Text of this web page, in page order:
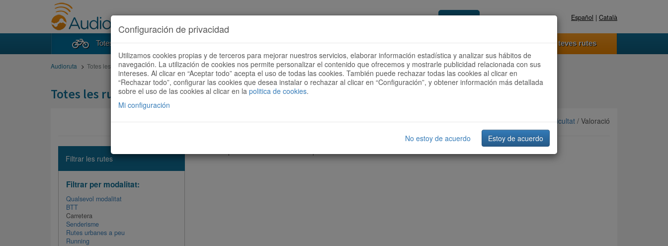
Accedeix Registra't ara Español | Català
Totes les rutes Cercador de rutes Vols ser col·laborador? Com funciona Les teves rutes
Audioruta Totes les rutes
Totes les rutes
Ordenar per:Més recents/Dificultat / Valoració
Filtrar les rutes
Filtrar per modalitat:
Qualsevol modalitat
BTT
Carretera
Senderisme
Rutes urbanes a peu
Running
Configuración de privacidad
Utilizamos cookies propias y de terceros para mejorar nuestros servicios, elaborar información estadística y analizar sus hábitos de
navegación. La utilización de cookies nos permite personalizar el contenido que ofrecemos y mostrarle publicidad relacionada con sus
intereses. Al clicar en “Aceptar todo” acepta el uso de todas las cookies. También puede rechazar todas las cookies al clicar en
“Rechazar todo”, configurar las cookies que desea instalar o rechazar al clicar en “Configuración”, y obtener información más detallada
sobre el uso de las cookies al clicar en la politica de cookies.
Mi configuración
No estoy de acuerdo Estoy de acuerdo